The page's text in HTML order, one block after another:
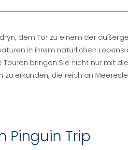
dem Tor zu einem der
in ihrem natürlichen
bringen Sie nicht nur mit
erkunden, die reich an
Pinguin Trip